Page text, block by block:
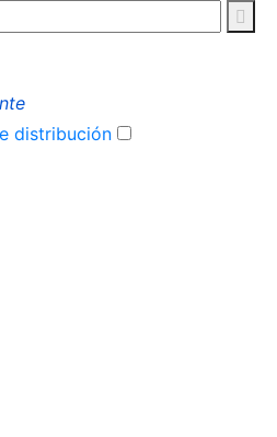
distribución